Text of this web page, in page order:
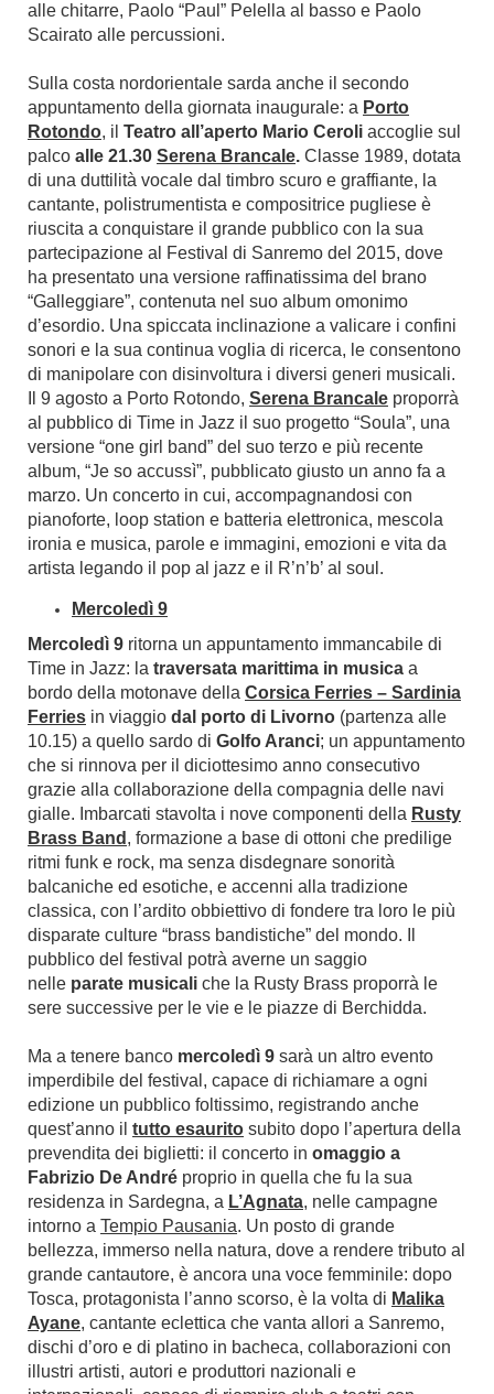
alle chitarre, Paolo “Paul” Pelella al basso e Paolo
Scairato alle percussioni.
Sulla costa nordorientale sarda anche il secondo
appuntamento della giornata inaugurale: a Porto
Rotondo, il Teatro all’aperto Mario Ceroli accoglie sul
palco alle 21.30 Serena Brancale. Classe 1989, dotata
di una duttilità vocale dal timbro scuro e graffiante, la
cantante, polistrumentista e compositrice pugliese è
riuscita a conquistare il grande pubblico con la sua
partecipazione al Festival di Sanremo del 2015, dove
ha presentato una versione raffinatissima del brano
“Galleggiare”, contenuta nel suo album omonimo
d’esordio. Una spiccata inclinazione a valicare i confini
sonori e la sua continua voglia di ricerca, le consentono
di manipolare con disinvoltura i diversi generi musicali.
Il 9 agosto a Porto Rotondo, Serena Brancale proporrà
al pubblico di Time in Jazz il suo progetto “Soula”, una
versione “one girl band” del suo terzo e più recente
album, “Je so accussì”, pubblicato giusto un anno fa a
marzo. Un concerto in cui, accompagnandosi con
pianoforte, loop station e batteria elettronica, mescola
ironia e musica, parole e immagini, emozioni e vita da
artista legando il pop al jazz e il R’n’b’ al soul.
Mercoledì 9
Mercoledì 9 ritorna un appuntamento immancabile di
Time in Jazz: la traversata marittima in musica a
bordo della motonave della Corsica Ferries – Sardinia
Ferries in viaggio dal porto di Livorno (partenza alle
10.15) a quello sardo di Golfo Aranci; un appuntamento
che si rinnova per il diciottesimo anno consecutivo
grazie alla collaborazione della compagnia delle navi
gialle. Imbarcati stavolta i nove componenti della Rusty
Brass Band , formazione a base di ottoni che predilige
ritmi funk e rock, ma senza disdegnare sonorità
balcaniche ed esotiche, e accenni alla tradizione
classica, con l’ardito obbiettivo di fondere tra loro le più
disparate culture “brass bandistiche” del mondo. Il
pubblico del festival potrà averne un saggio
nelle parate musicali che la Rusty Brass proporrà le
sere successive per le vie e le piazze di Berchidda.
Ma a tenere banco mercoledì 9 sarà un altro evento
imperdibile del festival, capace di richiamare a ogni
edizione un pubblico foltissimo, registrando anche
quest’anno il tutto esaurito subito dopo l’apertura della
prevendita dei biglietti: il concerto in omaggio a
Fabrizio De André proprio in quella che fu la sua
residenza in Sardegna, a L’Agnata, nelle campagne
intorno a Tempio Pausania. Un posto di grande
bellezza, immerso nella natura, dove a rendere tributo al
grande cantautore, è ancora una voce femminile: dopo
Tosca, protagonista l’anno scorso, è la volta di Malika
Ayane, cantante eclettica che vanta allori a Sanremo,
dischi d’oro e di platino in bacheca, collaborazioni con
illustri artisti, autori e produttori nazionali e